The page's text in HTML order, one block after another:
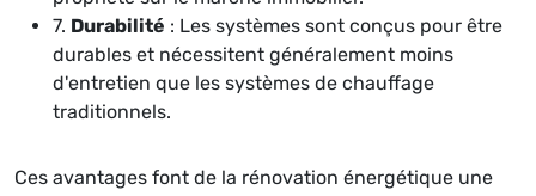
7. Durabilité : Les systèmes sont conçus pour être
durables et nécessitent généralement moins
d'entretien que les systèmes de chauffage
traditionnels.
Ces avantages font de la rénovation énergétique une